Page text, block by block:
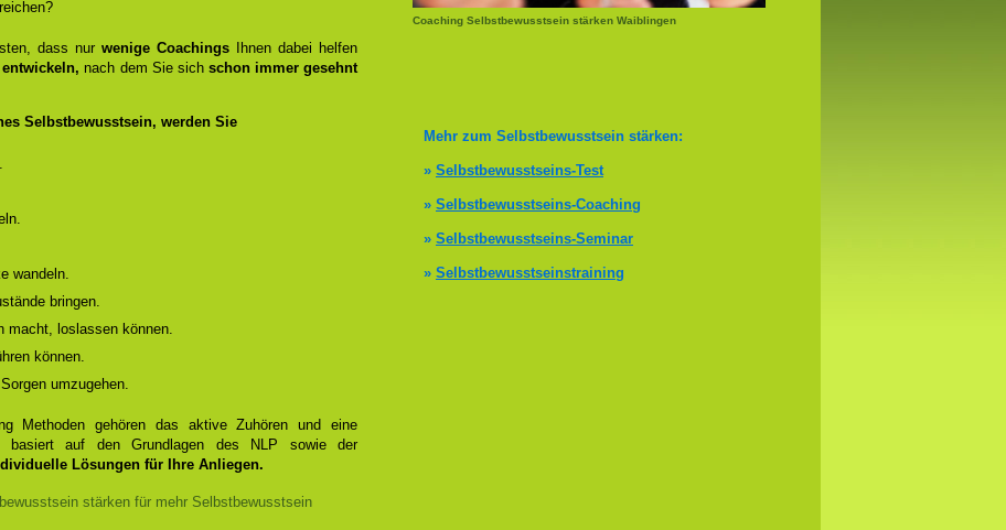
Coaching Selbstbewusstsein stärken Waiblingen
dass nur wenige Coachings Ihnen dabei helfen
nach dem Sie sich schon immer gesehnt
Mehr zum Selbstbewusstsein stärken:
» Selbstbewusstseins-Test
» Selbstbewusstseins-Coaching
» Selbstbewusstseins-Seminar
» Selbstbewusstseinstraining
Selbstbewusstsein, werden Sie
wandeln.
bringen.
macht, loslassen können.
können.
umzugehen.
Methoden gehören das aktive Zuhören und eine
basiert auf den Grundlagen des NLP sowie der
Lösungen für Ihre Anliegen.
stärken für mehr Selbstbewusstsein